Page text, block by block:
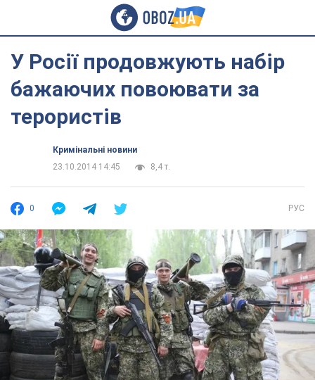
У Росії продовжують набір
бажаючих повоювати за
терористів
Кримінальні новини
23.10.2014 14:45
8,4 т.
0 РУС